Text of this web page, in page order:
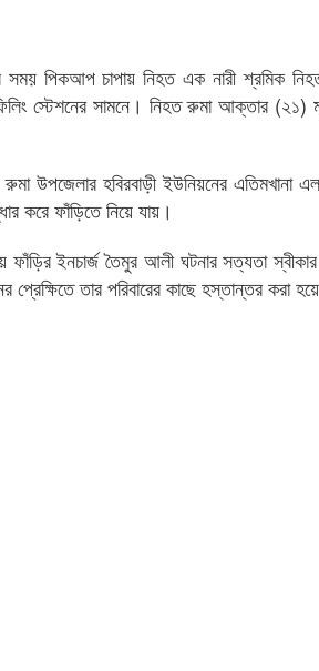
সময় পিকআপ চাপায় নিহত এক নারী শ্রমিক
স্টেশনের সামনে। নিহত রুমা আক্তার (২১)
রুমা উপজেলার হবিরবাড়ী ইউনিয়নের
করে ফাঁড়িতে নিয়ে যায়।
ফাঁড়ির ইনচার্জ তৈমুর আলী ঘটনার সত্যতা
প্রেক্ষিতে তার পরিবারের কাছে হস্তান্তর